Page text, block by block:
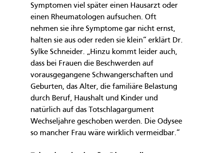
Symptomen viel später einen Hausarzt oder
einen Rheumatologen aufsuchen. Oft
nehmen sie ihre Symptome gar nicht ernst,
halten sie aus oder reden sie klein“ erklärt Dr.
Sylke Schneider. „Hinzu kommt leider auch,
dass bei Frauen die Beschwerden auf
vorausgegangene Schwangerschaften und
Geburten, das Alter, die familiäre Belastung
durch Beruf, Haushalt und Kinder und
natürlich auf das Totschlagargument
Wechseljahre geschoben werden. Die Odysee
so mancher Frau wäre wirklich vermeidbar.“